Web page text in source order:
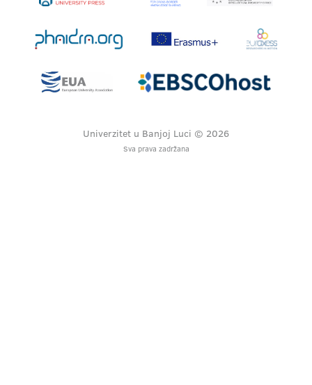
Univerzitet u Banjoj Luci © 2026
Sva prava zadržana